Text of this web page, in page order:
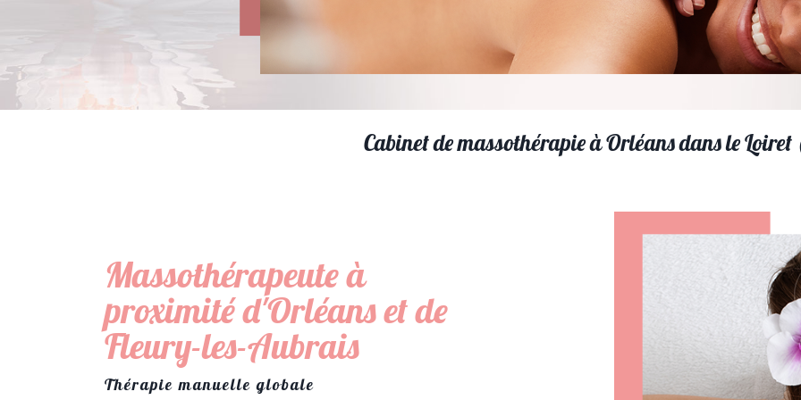
Cabinet de massothérapie à Orléans dans le
Massothérapeute à
proximité d'Orléans et de
Fleury-les-Aubrais
Thérapie manuelle globale